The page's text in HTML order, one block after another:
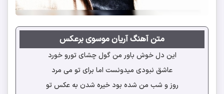
متن آهنگ آریان موسوی برعکس
این دل خوش باور من گول چشای تورو خورد
عاشق نبودی میدونست اما برای تو می مرد
روز و شب من شده بود خیره شدن به عکس تو